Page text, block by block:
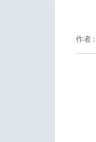
作者 :